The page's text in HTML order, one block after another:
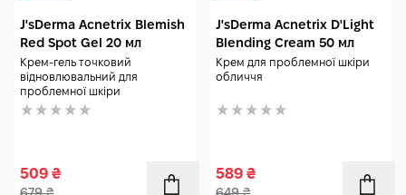
J'sDerma Acnetrix Blemish
Red Spot Gel 20 мл
Крем-гель точковий
відновлювальний для
проблемної шкіри
509 ₴
J'sDerma Acnetrix D'Light
Blending Cream 50 мл
Крем для проблемної шкіри
обличчя
589 ₴